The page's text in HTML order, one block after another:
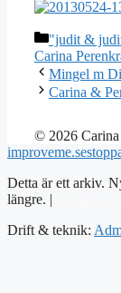
Kategorier
"judit &
Carina
Mingel m
Carina &
© 2026
improveme.se
Detta är ett arkiv.
längre. |
Drift & teknik: